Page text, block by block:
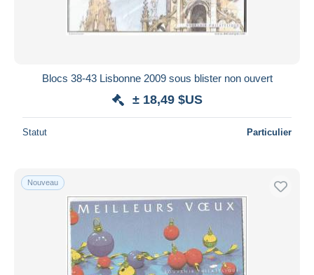
Blocs 38-43 Lisbonne 2009 sous blister non ouvert
± 18,49 $US
Statut Particulier
Nouveau